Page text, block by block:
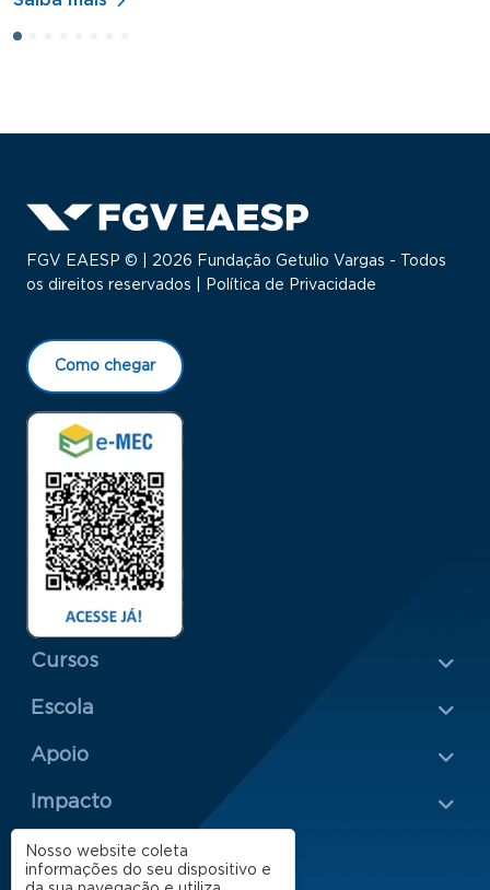
FGV EAESP © | 2026 Fundação Getulio Vargas - Todos
os direitos reservados |
Política de Privacidade
Como chegar
Menu Rodapé 1
Cursos
Escola
Rodapé 2
Apoio
Impacto
Nosso website coleta
informações do seu dispositivo e